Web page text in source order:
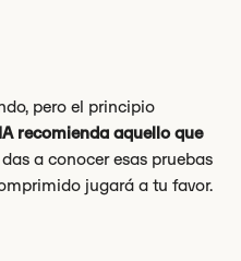
pero el principio
recomienda aquello que
a conocer esas pruebas
jugará a tu favor.